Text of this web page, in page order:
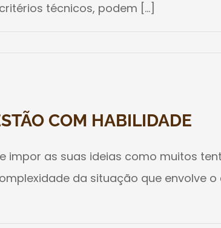
técnicos, podem [...]
COM HABILIDADE
impor as suas ideias como muitos
da situação que envolve